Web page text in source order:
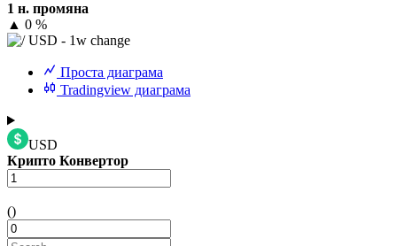
1 н. промяна
▲ 0 %
Проста диаграма
Tradingview диаграма
USD
Крипто Конвертор
()